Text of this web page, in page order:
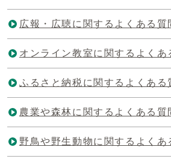
広報・広聴に関するよくある質
オンライン教室に関するよくあ
ふるさと納税に関するよくある
農業や森林に関するよくある質
野鳥や野生動物に関するよくあ